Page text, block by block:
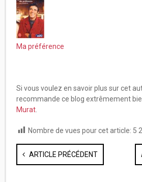
Ma préférence
Si vous voulez en savoir plus sur cet
recommande ce blog extrêmement
Murat.
Nombre de vues pour cet article: 5
ARTICLE PRÉCÉDENT